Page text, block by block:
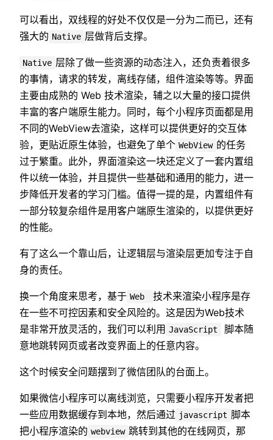
可以看出，双线程的好处不仅仅是一分为二而已，还有
强大的 Native 层做背后支撑。
Native 层除了做一些资源的动态注入，还负责着很多
的事情，请求的转发，离线存储，组件渲染等等。界面
主要由成熟的 Web 技术渲染，辅之以大量的接口提供
丰富的客户端原生能力。同时，每个小程序页面都是用
不同的WebView去渲染，这样可以提供更好的交互体
验，更贴近原生体验，也避免了单个 WebView 的任务
过于繁重。此外，界面渲染这一块还定义了一套内置组
件以统一体验，并且提供一些基础和通用的能力，进一
步降低开发者的学习门槛。值得一提的是，内置组件有
一部分较复杂组件是用客户端原生渲染的，以提供更好
的性能。
有了这么一个靠山后，让逻辑层与渲染层更加专注于自
身的责任。
换一个角度来思考，基于 Web
技术来渲染小程序是存
在一些不可控因素和安全风险的。这是因为Web技术
是非常开放灵活的，我们可以利用 JavaScript
脚本随
意地跳转网页或者改变界面上的任意内容。
这个时候安全问题摆到了微信团队的台面上。
如果微信小程序可以离线浏览，只需要小程序开发者把
一些应用数据缓存到本地，然后通过 javascript 脚本
把小程序渲染的 webview 跳转到其他的在线网页，那